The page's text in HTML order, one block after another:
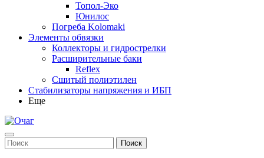
Топол-Эко
Юнилос
Погреба Kolomaki
Элементы обвязки
Коллекторы и гидрострелки
Расширительные баки
Reflex
Сшитый полиэтилен
Стабилизаторы напряжения и ИБП
Еще